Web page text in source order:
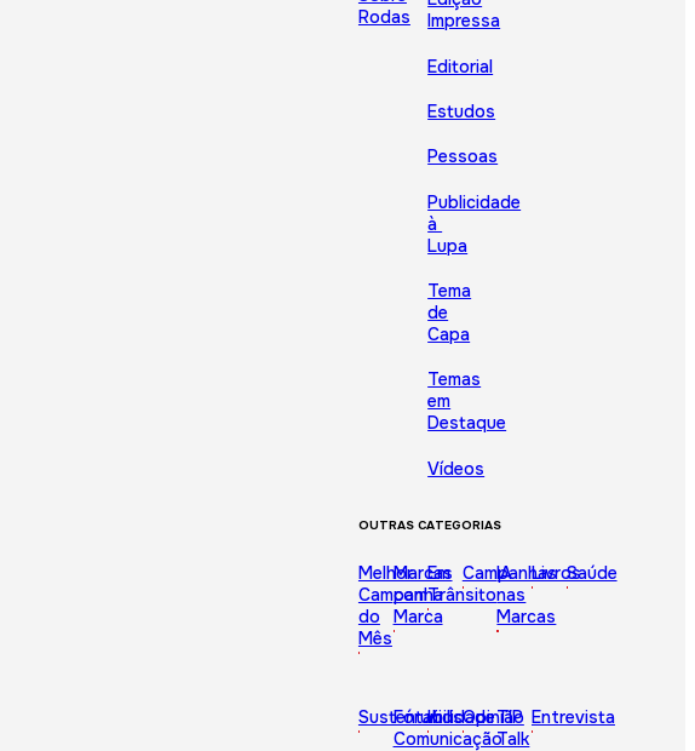
Rodas
Impressa
Editorial
Estudos
Pessoas
Publicidade
à
Lupa
Tema
de
Capa
Temas
em
Destaque
Vídeos
OUTRAS CATEGORIAS
Melhor
Campanha
do
Mês
Marcas
com
Marca
Em
Trânsito
Campanhas
IA
nas
Marcas
LivrosSaúde
Sustentabilidade
Fórum
Comunicação
KidsOpinião
TIP
Talk
Entrevista